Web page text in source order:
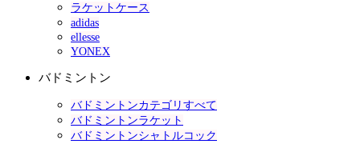
ラケットケース
adidas
ellesse
YONEX
バドミントン
バドミントンカテゴリすべて
バドミントンラケット
バドミントンシャトルコック